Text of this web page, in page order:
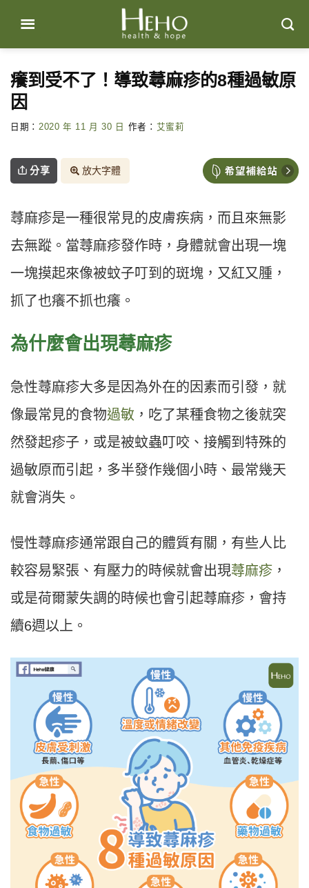
content
癢到受不了！導致蕁麻疹的8種過敏原
因
日期： 2020 年 11 月 30 日 作者： 艾蜜莉
分享 放大字體
蕁麻疹是一種很常見的皮膚疾病，而且來無影
去無蹤。當蕁麻疹發作時，身體就會出現一塊
一塊摸起來像被蚊子叮到的斑塊，又紅又腫，
抓了也癢不抓也癢。
為什麼會出現蕁麻疹
急性蕁麻疹大多是因為外在的因素而引發，就
像最常見的食物過敏 ，吃了某種食物之後就突
然發起疹子，或是被蚊蟲叮咬、接觸到特殊的
過敏原而引起，多半發作幾個小時、最常幾天
就會消失。
慢性蕁麻疹通常跟自己的體質有關，有些人比
較容易緊張、有壓力的時候就會出現蕁麻疹 ，
或是荷爾蒙失調的時候也會引起蕁麻疹，會持
續6週以上。